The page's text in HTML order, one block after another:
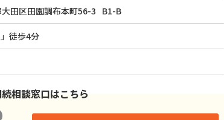
田区田園調布本町56-3 B1-B
徒歩4分
相談窓口はこちら